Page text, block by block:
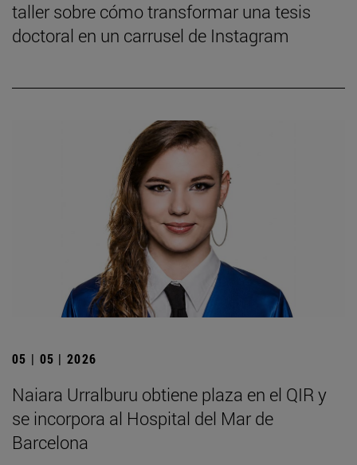
taller sobre cómo transformar una tesis
doctoral en un carrusel de Instagram
05 | 05 | 2026
Naiara Urralburu obtiene plaza en el QIR y
se incorpora al Hospital del Mar de
Barcelona